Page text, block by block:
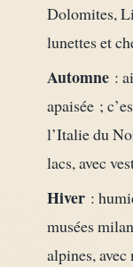
Dolomites,
lunettes et
Automne:
apaisée ;
l’Italie du
lacs, avec
Hiver:
musées
alpines, avec